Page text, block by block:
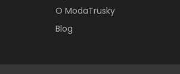
O ModaTrusky
Blog